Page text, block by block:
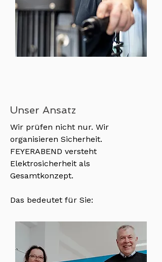
Unser Ansatz
Wir prüfen nicht nur. Wir
organisieren Sicherheit.
FEYERABEND versteht
Elektrosicherheit als
Gesamtkonzept.
Das bedeutet für Sie: